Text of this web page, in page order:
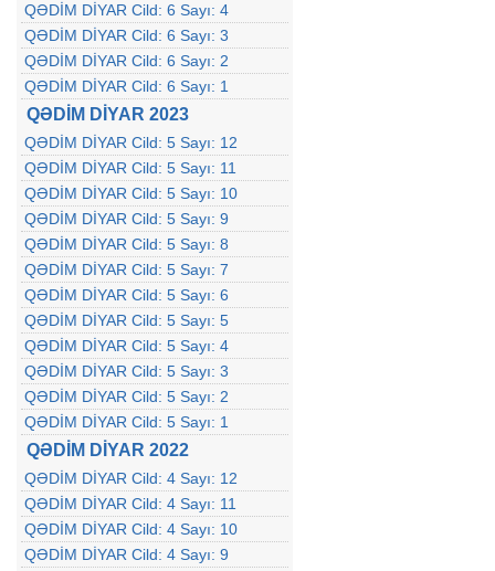
QƏDİM DİYAR Cild: 6 Sayı: 4
QƏDİM DİYAR Cild: 6 Sayı: 3
QƏDİM DİYAR Cild: 6 Sayı: 2
QƏDİM DİYAR Cild: 6 Sayı: 1
QƏDİM DİYAR 2023
QƏDİM DİYAR Cild: 5 Sayı: 12
QƏDİM DİYAR Cild: 5 Sayı: 11
QƏDİM DİYAR Cild: 5 Sayı: 10
QƏDİM DİYAR Cild: 5 Sayı: 9
QƏDİM DİYAR Cild: 5 Sayı: 8
QƏDİM DİYAR Cild: 5 Sayı: 7
QƏDİM DİYAR Cild: 5 Sayı: 6
QƏDİM DİYAR Cild: 5 Sayı: 5
QƏDİM DİYAR Cild: 5 Sayı: 4
QƏDİM DİYAR Cild: 5 Sayı: 3
QƏDİM DİYAR Cild: 5 Sayı: 2
QƏDİM DİYAR Cild: 5 Sayı: 1
QƏDİM DİYAR 2022
QƏDİM DİYAR Cild: 4 Sayı: 12
QƏDİM DİYAR Cild: 4 Sayı: 11
QƏDİM DİYAR Cild: 4 Sayı: 10
QƏDİM DİYAR Cild: 4 Sayı: 9